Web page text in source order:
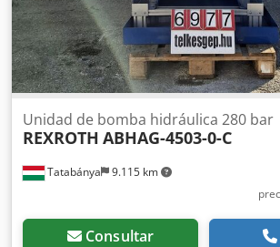
Tatabánya 9.115 km
Unidad de bomba hidráulica 280 bar
REXROTH ABHAG-4503-0-C
Consultar